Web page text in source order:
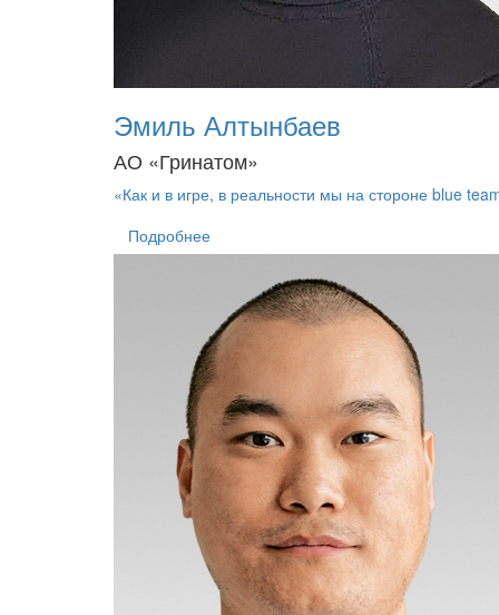
Эмиль Алтынбаев
АО «Гринатом»
«Как и в игре, в реальности мы на стороне blue
Подробнее